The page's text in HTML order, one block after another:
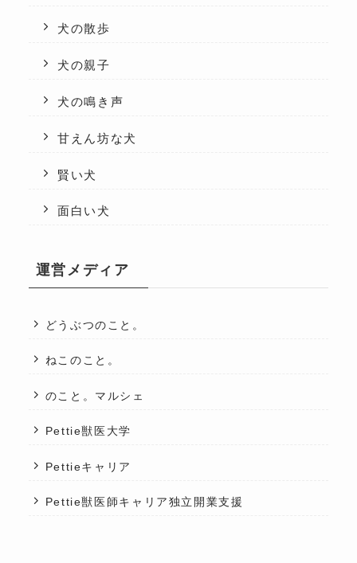
犬の散歩
犬の親子
犬の鳴き声
甘えん坊な犬
賢い犬
面白い犬
運営メディア
どうぶつのこと。
ねこのこと。
のこと。マルシェ
Pettie獣医大学
Pettieキャリア
Pettie獣医師キャリア独立開業支援